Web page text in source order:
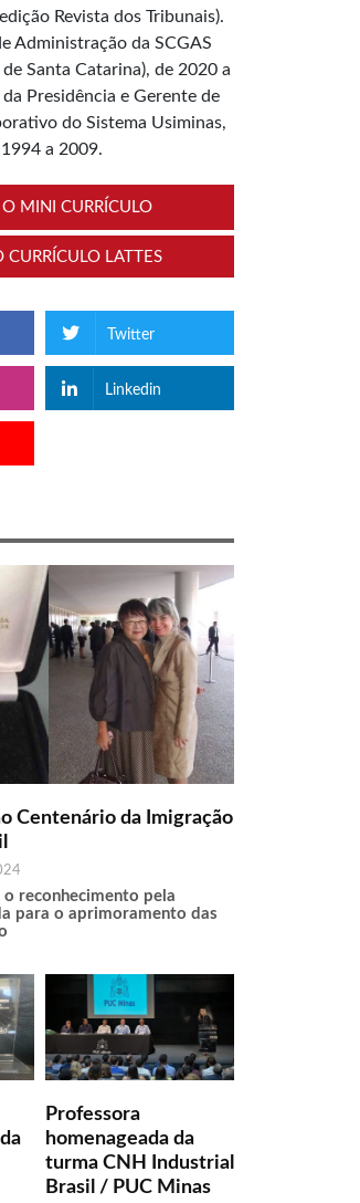
Revista dos Tribunais).
Administração da SCGAS
Santa Catarina), de 2020 a
Presidência e Gerente de
do Sistema Usiminas,
a 2009.
MINI CURRÍCULO
CURRÍCULO LATTES
Twitter
Linkedin
Centenário da Imigração
reconhecimento pela
para o aprimoramento das
Professora
homenageada da
turma CNH Industrial
Brasil / PUC Minas